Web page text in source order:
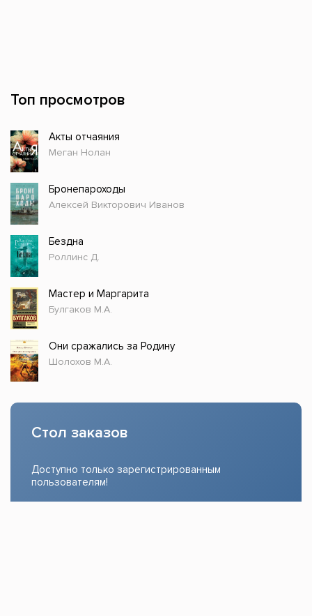
Топ просмотров
Акты отчаяния
Меган Нолан
Бронепароходы
Алексей Викторович Иванов
Бездна
Роллинс Д.
Мастер и Маргарита
Булгаков М.А.
Они сражались за Родину
Шолохов М.А.
Стол заказов
Доступно только зарегистрированным
пользователям!